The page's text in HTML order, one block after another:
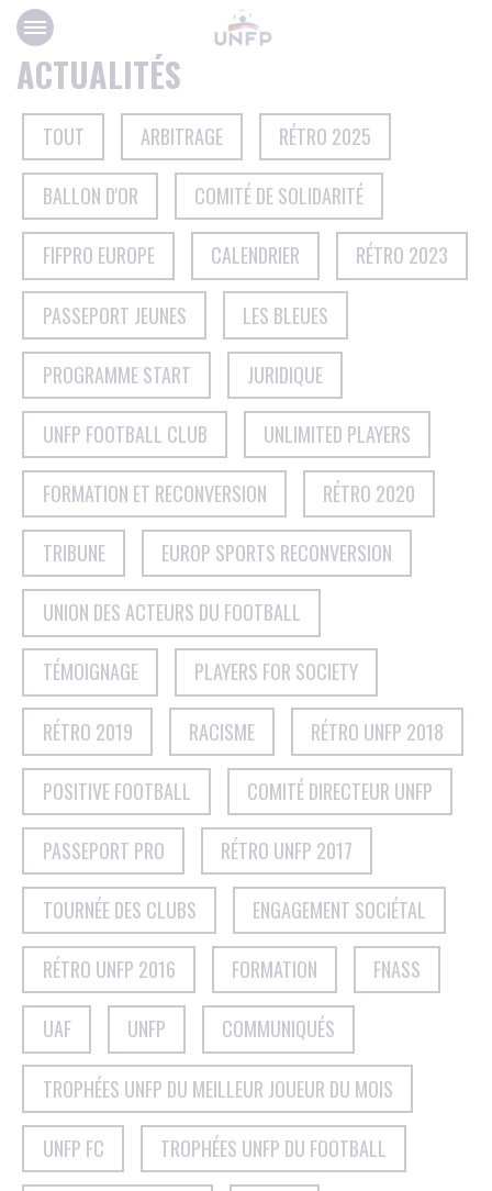
Panneau de gestion des cookies
ACTUALITÉS
TOUT ARBITRAGE RÉTRO 2025
BALLON D'OR COMITÉ DE SOLIDARITÉ
FIFPRO EUROPE CALENDRIER RÉTRO 2023
PASSEPORT JEUNES LES BLEUES
PROGRAMME START JURIDIQUE
UNFP FOOTBALL CLUB UNLIMITED PLAYERS
FORMATION ET RECONVERSION RÉTRO 2020
TRIBUNE EUROP SPORTS RECONVERSION
UNION DES ACTEURS DU FOOTBALL
TÉMOIGNAGE PLAYERS FOR SOCIETY
RÉTRO 2019 RACISME RÉTRO UNFP 2018
POSITIVE FOOTBALL COMITÉ DIRECTEUR UNFP
PASSEPORT PRO RÉTRO UNFP 2017
TOURNÉE DES CLUBS ENGAGEMENT SOCIÉTAL
RÉTRO UNFP 2016 FORMATION FNASS
UAF UNFP COMMUNIQUÉS
TROPHÉES UNFP DU MEILLEUR JOUEUR DU MOIS
UNFP FC TROPHÉES UNFP DU FOOTBALL